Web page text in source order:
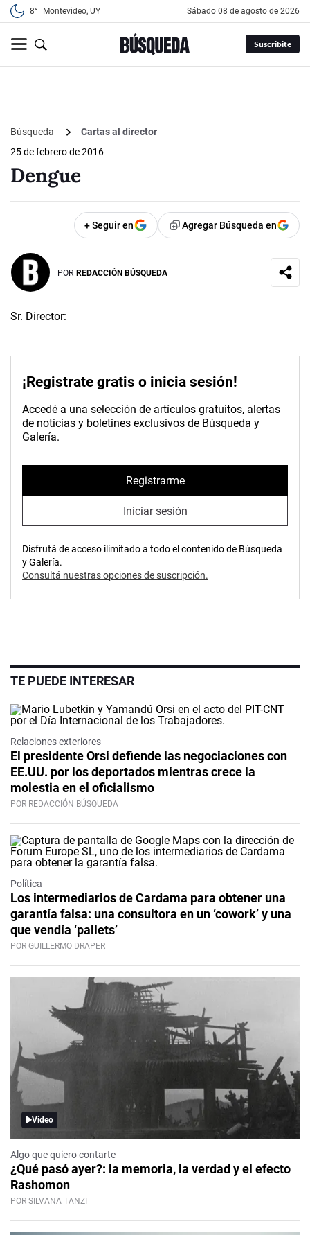
8° Montevideo, UY sábado 08 de agosto de 2026
Suscribite
Búsqueda
Cartas al director
25 de febrero de 2016
Dengue
+ Seguir en Agregar Búsqueda en
POR REDACCIÓN BÚSQUEDA
Sr. Director:
¡Registrate gratis o inicia sesión!
Accedé a una selección de artículos gratuitos, alertas
de noticias y boletines exclusivos de Búsqueda y
Galería.
Registrarme
Iniciar sesión
Disfrutá de acceso ilimitado a todo el contenido de Búsqueda
y Galería.
Consultá nuestras opciones de suscripción.
TE PUEDE INTERESAR
Relaciones exteriores
El presidente Orsi defiende las negociaciones con
EE.UU. por los deportados mientras crece la
molestia en el oficialismo
POR REDACCIÓN BÚSQUEDA
Política
Los intermediarios de Cardama para obtener una
garantía falsa: una consultora en un ‘cowork’ y una
que vendía ‘pallets’
POR GUILLERMO DRAPER
Video
Algo que quiero contarte
¿Qué pasó ayer?: la memoria, la verdad y el efecto
Rashomon
POR SILVANA TANZI